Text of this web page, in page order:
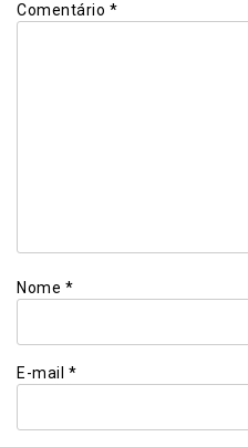
Comentário *
Nome *
E-mail *